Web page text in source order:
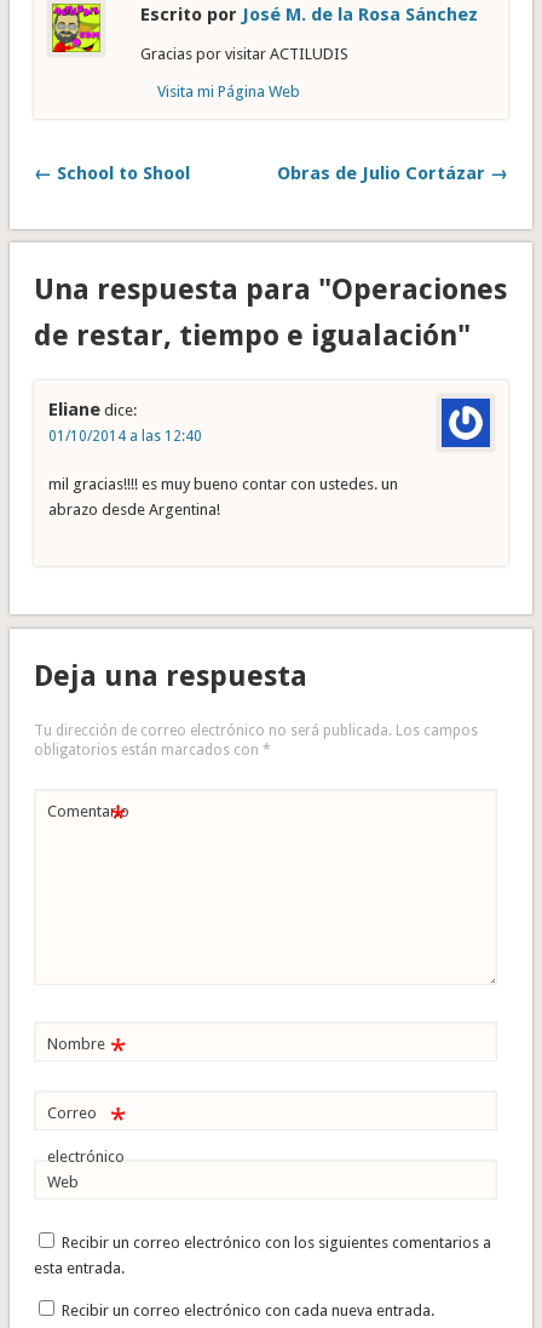
Escrito por José M. de la Rosa Sánchez
Gracias por visitar ACTILUDIS
Visita mi Página Web
← School to Shool Obras de Julio Cortázar →
Una respuesta para "Operaciones
de restar, tiempo e igualación"
Eliane dice:
01/10/2014 a las 12:40
mil gracias!!!! es muy bueno contar con ustedes. un
abrazo desde Argentina!
Deja una respuesta
Tu dirección de correo electrónico no será publicada. Los campos
obligatorios están marcados con *
Comentario
*
Nombre *
Correo
electrónico
*
Web
Recibir un correo electrónico con los siguientes comentarios a
esta entrada.
Recibir un correo electrónico con cada nueva entrada.